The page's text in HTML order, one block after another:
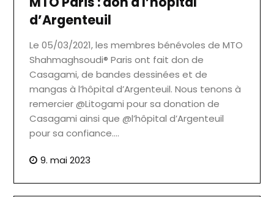
d’Argenteuil
Le 05/03/2021, les membres bénévoles de MTO
Shahmaghsoudi® Paris ont fait don de
Casagami, de bandes dessinées et de
mangas à l’hôpital d’Argenteuil. Nous tenons à
remercier @Litogami pour sa donation de
Casagami ainsi que @l’hôpital d’Argenteuil
pour sa confiance.…
9. mai 2023